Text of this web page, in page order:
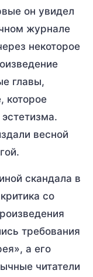
он увидел
журнале
некоторое
главы,
которое
весной
скандала в
со
требования
а его
читатели